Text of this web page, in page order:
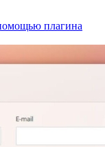
плагина